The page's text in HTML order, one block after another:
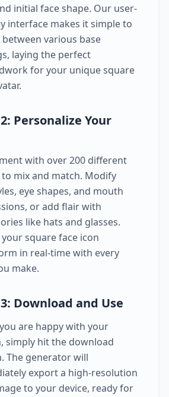
initial face shape. Our user-
interface makes it simple to
various base
laying the perfect
for your unique square
Personalize Your
with over 200 different
to mix and match. Modify
eye shapes, and mouth
or add flair with
like hats and glasses.
square face icon
in real-time with every
make.
Download and Use
are happy with your
simply hit the download
The generator will
export a high-resolution
to your device, ready for